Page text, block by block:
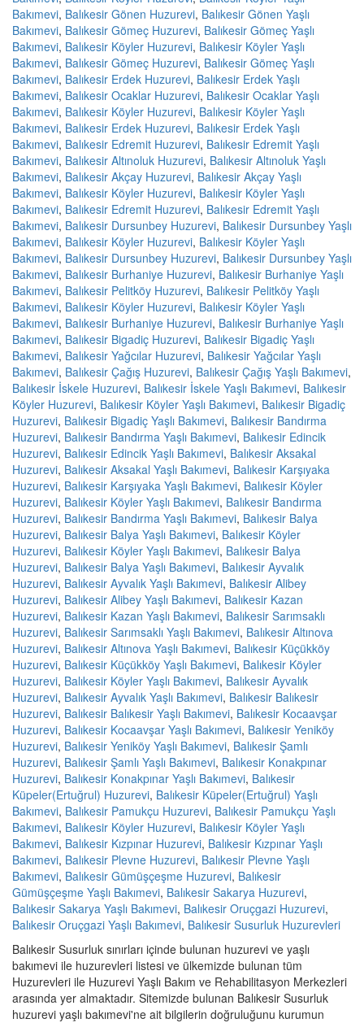
Bakımevi, Balıkesir Gönen Huzurevi, Balıkesir Gönen Yaşlı
Bakımevi, Balıkesir Gömeç Huzurevi, Balıkesir Gömeç Yaşlı
Bakımevi, Balıkesir Köyler Huzurevi, Balıkesir Köyler Yaşlı
Bakımevi, Balıkesir Gömeç Huzurevi, Balıkesir Gömeç Yaşlı
Bakımevi, Balıkesir Erdek Huzurevi, Balıkesir Erdek Yaşlı
Bakımevi, Balıkesir Ocaklar Huzurevi, Balıkesir Ocaklar Yaşlı
Bakımevi, Balıkesir Köyler Huzurevi, Balıkesir Köyler Yaşlı
Bakımevi, Balıkesir Erdek Huzurevi, Balıkesir Erdek Yaşlı
Bakımevi, Balıkesir Edremit Huzurevi, Balıkesir Edremit Yaşlı
Bakımevi, Balıkesir Altınoluk Huzurevi, Balıkesir Altınoluk Yaşlı
Bakımevi, Balıkesir Akçay Huzurevi, Balıkesir Akçay Yaşlı
Bakımevi, Balıkesir Köyler Huzurevi, Balıkesir Köyler Yaşlı
Bakımevi, Balıkesir Edremit Huzurevi, Balıkesir Edremit Yaşlı
Bakımevi, Balıkesir Dursunbey Huzurevi, Balıkesir Dursunbey Yaşlı
Bakımevi, Balıkesir Köyler Huzurevi, Balıkesir Köyler Yaşlı
Bakımevi, Balıkesir Dursunbey Huzurevi, Balıkesir Dursunbey Yaşlı
Bakımevi, Balıkesir Burhaniye Huzurevi, Balıkesir Burhaniye Yaşlı
Bakımevi, Balıkesir Pelitköy Huzurevi, Balıkesir Pelitköy Yaşlı
Bakımevi, Balıkesir Köyler Huzurevi, Balıkesir Köyler Yaşlı
Bakımevi, Balıkesir Burhaniye Huzurevi, Balıkesir Burhaniye Yaşlı
Bakımevi, Balıkesir Bigadiç Huzurevi, Balıkesir Bigadiç Yaşlı
Bakımevi, Balıkesir Yağcılar Huzurevi, Balıkesir Yağcılar Yaşlı
Bakımevi, Balıkesir Çağış Huzurevi, Balıkesir Çağış Yaşlı Bakımevi,
Balıkesir İskele Huzurevi, Balıkesir İskele Yaşlı Bakımevi, Balıkesir
Köyler Huzurevi, Balıkesir Köyler Yaşlı Bakımevi, Balıkesir Bigadiç
Huzurevi, Balıkesir Bigadiç Yaşlı Bakımevi, Balıkesir Bandırma
Huzurevi, Balıkesir Bandırma Yaşlı Bakımevi, Balıkesir Edincik
Huzurevi, Balıkesir Edincik Yaşlı Bakımevi, Balıkesir Aksakal
Huzurevi, Balıkesir Aksakal Yaşlı Bakımevi, Balıkesir Karşıyaka
Huzurevi, Balıkesir Karşıyaka Yaşlı Bakımevi, Balıkesir Köyler
Huzurevi, Balıkesir Köyler Yaşlı Bakımevi, Balıkesir Bandırma
Huzurevi, Balıkesir Bandırma Yaşlı Bakımevi, Balıkesir Balya
Huzurevi, Balıkesir Balya Yaşlı Bakımevi, Balıkesir Köyler
Huzurevi, Balıkesir Köyler Yaşlı Bakımevi, Balıkesir Balya
Huzurevi, Balıkesir Balya Yaşlı Bakımevi, Balıkesir Ayvalık
Huzurevi, Balıkesir Ayvalık Yaşlı Bakımevi, Balıkesir Alibey
Huzurevi, Balıkesir Alibey Yaşlı Bakımevi, Balıkesir Kazan
Huzurevi, Balıkesir Kazan Yaşlı Bakımevi, Balıkesir Sarımsaklı
Huzurevi, Balıkesir Sarımsaklı Yaşlı Bakımevi, Balıkesir Altınova
Huzurevi, Balıkesir Altınova Yaşlı Bakımevi, Balıkesir Küçükköy
Huzurevi, Balıkesir Küçükköy Yaşlı Bakımevi, Balıkesir Köyler
Huzurevi, Balıkesir Köyler Yaşlı Bakımevi, Balıkesir Ayvalık
Huzurevi, Balıkesir Ayvalık Yaşlı Bakımevi, Balıkesir Balıkesir
Huzurevi, Balıkesir Balıkesir Yaşlı Bakımevi, Balıkesir Kocaavşar
Huzurevi, Balıkesir Kocaavşar Yaşlı Bakımevi, Balıkesir Yeniköy
Huzurevi, Balıkesir Yeniköy Yaşlı Bakımevi, Balıkesir Şamlı
Huzurevi, Balıkesir Şamlı Yaşlı Bakımevi, Balıkesir Konakpınar
Huzurevi, Balıkesir Konakpınar Yaşlı Bakımevi, Balıkesir
Küpeler(Ertuğrul) Huzurevi, Balıkesir Küpeler(Ertuğrul) Yaşlı
Bakımevi, Balıkesir Pamukçu Huzurevi, Balıkesir Pamukçu Yaşlı
Bakımevi, Balıkesir Köyler Huzurevi, Balıkesir Köyler Yaşlı
Bakımevi, Balıkesir Kızpınar Huzurevi, Balıkesir Kızpınar Yaşlı
Bakımevi, Balıkesir Plevne Huzurevi, Balıkesir Plevne Yaşlı
Bakımevi, Balıkesir Gümüşçeşme Huzurevi, Balıkesir
Gümüşçeşme Yaşlı Bakımevi, Balıkesir Sakarya Huzurevi,
Balıkesir Sakarya Yaşlı Bakımevi, Balıkesir Oruçgazi Huzurevi,
Balıkesir Oruçgazi Yaşlı Bakımevi, Balıkesir Susurluk Huzurevleri
Balıkesir Susurluk sınırları içinde bulunan huzurevi ve yaşlı
bakımevi ile huzurevleri listesi ve ülkemizde bulunan tüm
Huzurevleri ile Huzurevi Yaşlı Bakım ve Rehabilitasyon Merkezleri
arasında yer almaktadır. Sitemizde bulunan Balıkesir Susurluk
huzurevi yaşlı bakımevi'ne ait bilgilerin doğruluğunu kurumun